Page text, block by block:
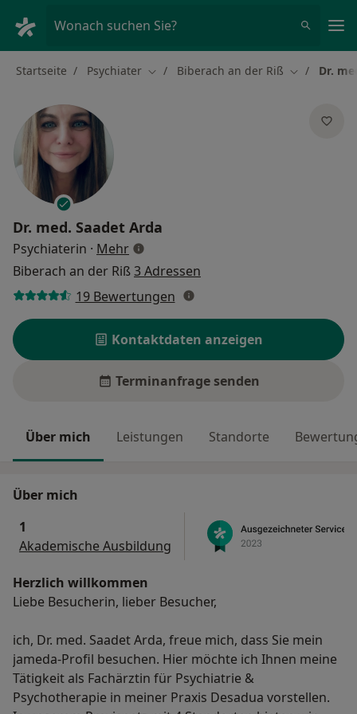
Wonach suchen Sie?
Startseite Psychiater Stadt ändern
Biberach an der Riß StadtDr.
Dr. med. Saadet Arda
Psychiaterin · Mehrüber Spezialisierungen
Biberach an der Riß3 Adressen
19 Bewertungen
Kontaktdaten anzeigen
Terminanfrage senden
Über mich Leistungen Standorte
Über mich
1
Akademische Ausbildung
Herzlich willkommen
Liebe Besucherin, lieber Besucher,
ich, Dr. med. Saadet Arda, freue mich, dass Sie mein
jameda-Profil besuchen. Hier möchte ich Ihnen meine
Tätigkeit als Fachärztin für Psychiatrie &
Psychotherapie in meiner Praxis Desadua vorstellen.